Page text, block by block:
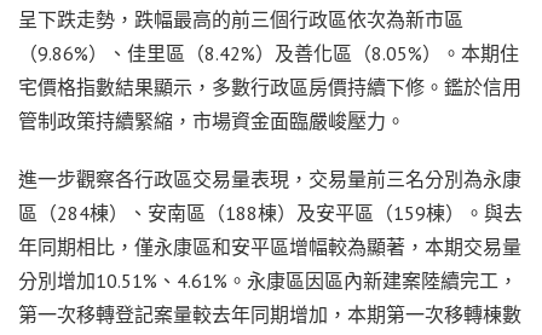
呈下跌走勢，跌幅最高的前三個行政區依次為新市區
（9.86%）、佳里區（8.42%）及善化區（8.05%）。本期住
宅價格指數結果顯示，多數行政區房價持續下修。鑑於信用
管制政策持續緊縮，市場資金面臨嚴峻壓力。
進一步觀察各行政區交易量表現，交易量前三名分別為永康
區（284棟）、安南區（188棟）及安平區（159棟）。與去
年同期相比，僅永康區和安平區增幅較為顯著，本期交易量
分別增加10.51%、4.61%。永康區因區內新建案陸續完工，
第一次移轉登記案量較去年同期增加，本期第一次移轉棟數